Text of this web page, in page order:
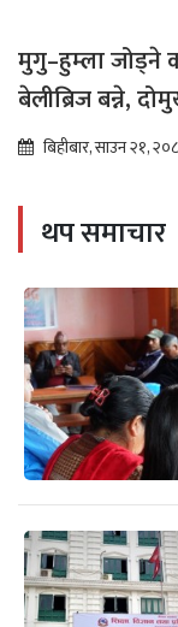
मुगु–हुम्ला जोड्ने
बेलीब्रिज बन्ने,
बासिन्दामा उत्साह
बिहीबार, साउन २१,
थप समाचार